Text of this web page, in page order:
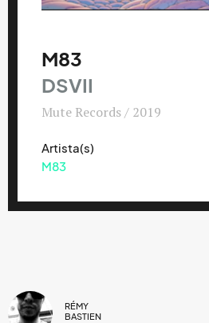
M83
DSVII
Mute Records / 2019
Artista(s)
M83
RÉMY
BASTIEN